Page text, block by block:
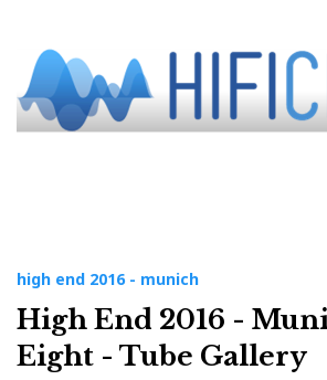
high end 2016 - munich
High End 2016 -
Eight - Tube Gallery